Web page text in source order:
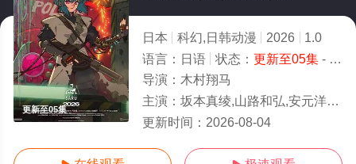
更新至05集
日本 科幻,日韩动漫 2026
1.0
语言： 日语 状态： 更新至05集- 免费在线观看
导演： 木村翔马
主演： 坂本真绫,山路和弘,安元洋贵,中村悠一
更新时间： 2026-08-04